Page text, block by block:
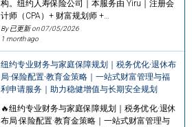
构。纽约人寿保险公司｜本服务由 Yiru｜注册会
计师（CPA）+ 财富规划师 +…
By 已更新 on07/05/2026
1 month ago
纽约专业财务与家庭保障规划｜税务优化·退休布
局·保险配置·教育金策略｜一站式财富管理与福
利申请服务｜助力稳健增值与长期安全规划
🔥纽约专业财务与家庭保障规划｜税务优化·退休
布局·保险配置·教育金策略｜一站式财富管理与